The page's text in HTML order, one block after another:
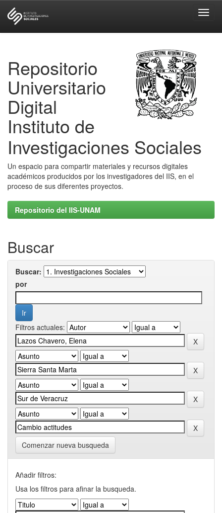
Repositorio
Universitario
Digital
Instituto de
Investigaciones Sociales
Un espacio para compartir materiales y recursos digitales
académicos producidos por los investigadores del IIS, en el
proceso de sus diferentes proyectos.
Repositorio del IIS-UNAM
Buscar
Buscar:
por
Filtros actuales:
Comenzar nueva busqueda
Añadir filtros:
Usa los filtros para afinar la busqueda.